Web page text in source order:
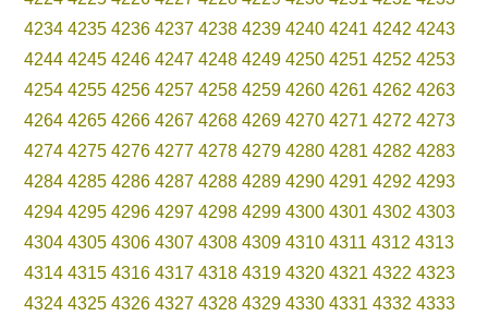
4234 4235 4236 4237 4238 4239 4240 4241 4242 4243
4244 4245 4246 4247 4248 4249 4250 4251 4252 4253
4254 4255 4256 4257 4258 4259 4260 4261 4262 4263
4264 4265 4266 4267 4268 4269 4270 4271 4272 4273
4274 4275 4276 4277 4278 4279 4280 4281 4282 4283
4284 4285 4286 4287 4288 4289 4290 4291 4292 4293
4294 4295 4296 4297 4298 4299 4300 4301 4302 4303
4304 4305 4306 4307 4308 4309 4310 4311 4312 4313
4314 4315 4316 4317 4318 4319 4320 4321 4322 4323
4324 4325 4326 4327 4328 4329 4330 4331 4332 4333